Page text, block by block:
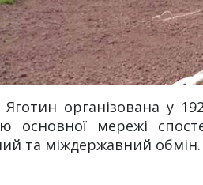
Яготин організована у
основної мережі
та міждержавний обмін.